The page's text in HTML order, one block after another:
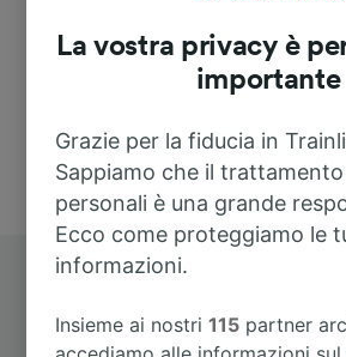
La vostra privacy è
importante
Grazie per la fiducia in
Sappiamo che il
personali è una grande
Ecco come proteggiamo le
informazioni.
Insieme ai nostri115 partner